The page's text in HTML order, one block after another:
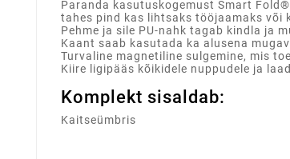
Paranda kasutuskogemust Smart
tahes pind kas lihtsaks tööjaamaks või
Pehme ja sile PU-nahk tagab kindla ja
Kaant saab kasutada ka alusena
Turvaline magnetiline sulgemine, mis
Kiire ligipääs kõikidele nuppudele ja
Komplekt sisaldab:
Kaitseümbris